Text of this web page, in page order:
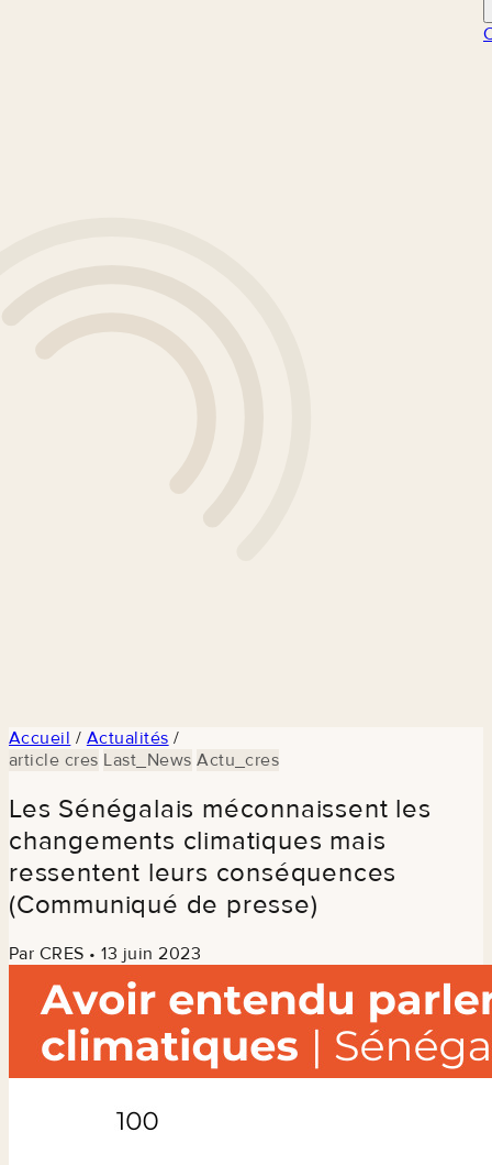
Accueil / Actualités /
article cres Last_News Actu_cres
Les Sénégalais méconnaissent les
changements climatiques mais
ressentent leurs conséquences
(Communiqué de presse)
Par CRES • 13 juin 2023